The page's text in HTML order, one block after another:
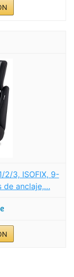
2/3, ISOFIX, 9-
de anclaje,…